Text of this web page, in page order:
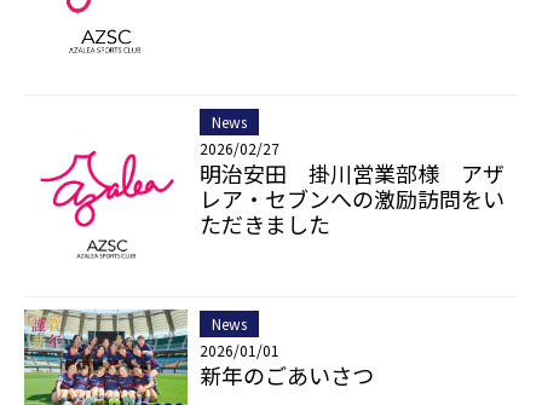
News
2026/02/27
明治安田 掛川営業部様 アザ
レア・セブンへの激励訪問をい
ただきました
News
2026/01/01
新年のごあいさつ